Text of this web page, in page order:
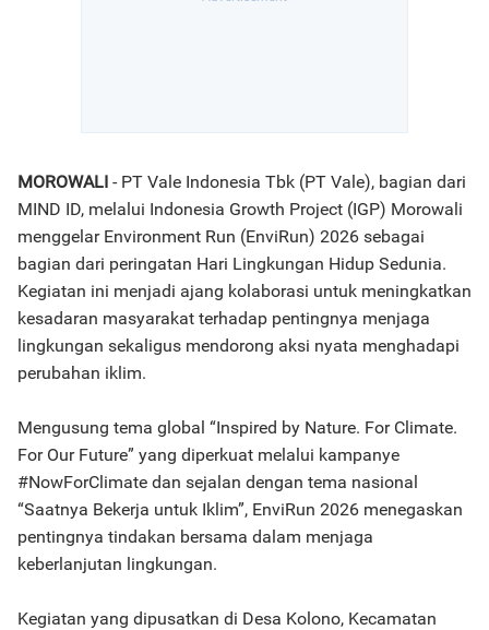
MOROWALI - PT Vale Indonesia Tbk (PT Vale), bagian dari
MIND ID, melalui Indonesia Growth Project (IGP) Morowali
menggelar Environment Run (EnviRun) 2026 sebagai
bagian dari peringatan Hari Lingkungan Hidup Sedunia.
Kegiatan ini menjadi ajang kolaborasi untuk meningkatkan
kesadaran masyarakat terhadap pentingnya menjaga
lingkungan sekaligus mendorong aksi nyata menghadapi
perubahan iklim.
Mengusung tema global “Inspired by Nature. For Climate.
For Our Future” yang diperkuat melalui kampanye
#NowForClimate dan sejalan dengan tema nasional
“Saatnya Bekerja untuk Iklim”, EnviRun 2026 menegaskan
pentingnya tindakan bersama dalam menjaga
keberlanjutan lingkungan.
Kegiatan yang dipusatkan di Desa Kolono, Kecamatan